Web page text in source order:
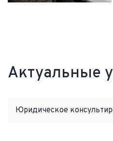
Актуальные
Юридическое